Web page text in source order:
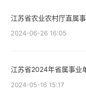
江苏省农业农村厅直属
2024-06-26 16:05
江苏省2024年省属事业
2024-05-16 15:17